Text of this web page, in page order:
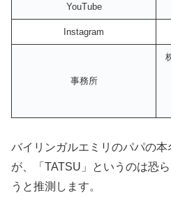
YouTube
Instagram
事務所
バイリンガルエミリのパパの
が、「TATSU」というのは恐
うと推測します。